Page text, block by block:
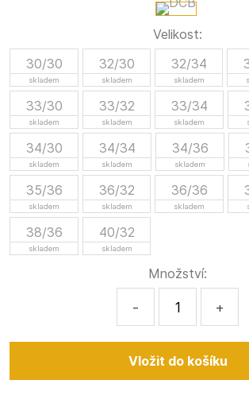
Velikost:
30/30
skladem
32/30
skladem
32/34
skladem
33/30
skladem
33/32
skladem
33/34
skladem
34/30
skladem
34/34
skladem
34/36
skladem
35/36
skladem
36/32
skladem
36/36
skladem
38/36
skladem
40/32
skladem
Množství:
- +